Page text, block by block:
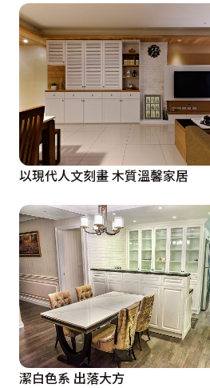
以現代人文刻畫 木質溫馨家居
潔白色系 出落大方